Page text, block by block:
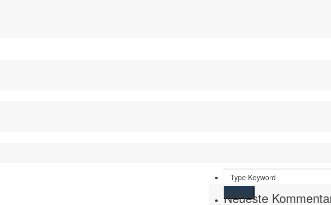
Search
Neueste